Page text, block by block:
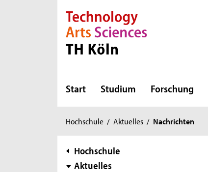
Direkt zur Hauptnavigation
Direkt zur Subnavigation
Direkt zum Inhalt
Direkt zum Fußbereich
Start Studium Forschung
Sie
hier:
Hochschule / Aktuelles / Nachrichten
Subnavigation
Hochschule
Aktuelles